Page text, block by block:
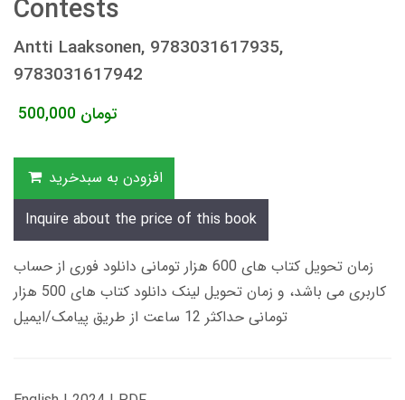
Contests
Antti Laaksonen, 9783031617935,
9783031617942
500,000 تومان
افزودن به سبدخرید
Inquire about the price of this book
زمان تحویل کتاب های 600 هزار تومانی دانلود فوری از حساب
کاربری می باشد، و زمان تحویل لینک دانلود کتاب های 500 هزار
تومانی حداکثر 12 ساعت از طریق پیامک/ایمیل